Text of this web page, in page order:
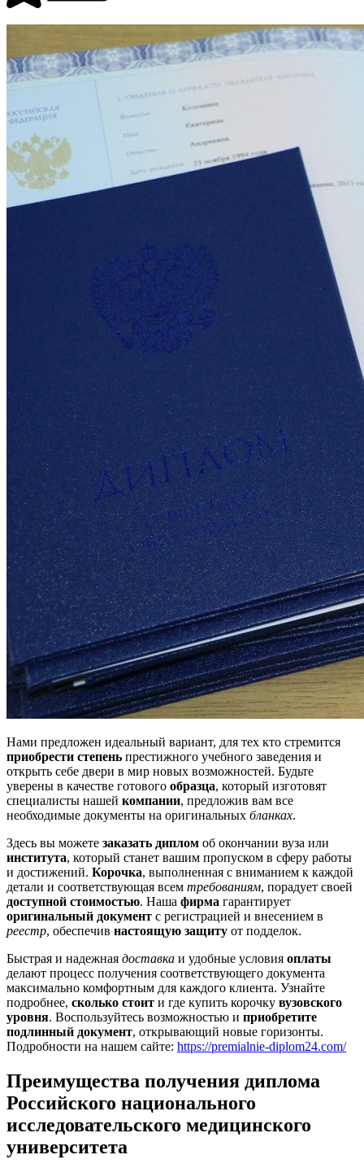
Нами предложен идеальный вариант, для тех кто стремится
приобрести степень престижного учебного заведения и
открыть себе двери в мир новых возможностей. Будьте
уверены в качестве готового образца, который изготовят
специалисты нашей компании, предложив вам все
необходимые документы на оригинальных бланках.
Здесь вы можете заказать диплом об окончании вуза или
института, который станет вашим пропуском в сферу работы
и достижений. Корочка, выполненная с вниманием к каждой
детали и соответствующая всем требованиям, порадует своей
доступной стоимостью. Наша фирма гарантирует
оригинальный документ с регистрацией и внесением в
реестр, обеспечив настоящую защиту от подделок.
Быстрая и надежная доставка и удобные условия оплаты
делают процесс получения соответствующего документа
максимально комфортным для каждого клиента. Узнайте
подробнее, сколько стоит и где купить корочку вузовского
уровня. Воспользуйтесь возможностью и приобретите
подлинный документ, открывающий новые горизонты.
Подробности на нашем сайте: https://premialnie-diplom24.com/
Преимущества получения диплома
Российского национального
исследовательского медицинского
университета